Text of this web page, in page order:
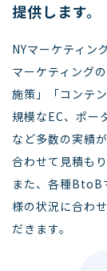
提供します。
NYマーケティン
マーケティング
施策」「コンテ
規模なEC、ポー
など多数の実績
合わせて見積も
また、各種BtoB
様の状況に合わ
だきます。